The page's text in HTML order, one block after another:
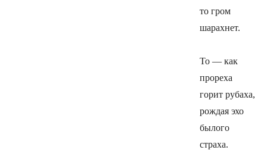
то гром
шарахнет.
То — как
прореха
горит рубаха,
рождая эхо
былого
страха.